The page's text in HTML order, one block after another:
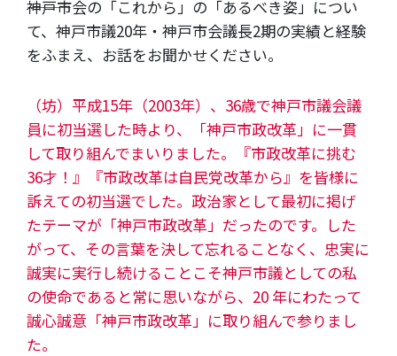
―――神戸市会の「これから」の「あるべき姿」につい
て、神戸市議20年・神戸市会議長2期の実績と経験
をふまえ、お話をお聞かせください。
（坊）平成15年（2003年）、36歳で神戸市議会議
員に初当選した時より、「神戸市政改革」に一貫
して取り組んでまいりました。『市政改革に挑む
36才！』『市政改革は自民党改革から』を皆様に
訴えての初当選でした。政治家として最初に掲げ
たテーマが「神戸市政改革」だったのです。した
がって、その言葉を決して忘れることなく、忠実に
誠実に実行し続けることこそ神戸市議としての私
の使命であると常に思いながら、20 年にわたって
誠心誠意「神戸市政改革」に取り組んで参りまし
た。